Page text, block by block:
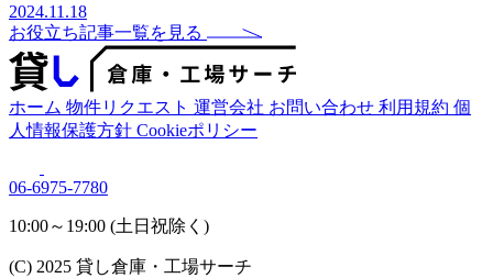
2024.11.18
お役立ち記事一覧を見る
ホーム 物件リクエスト 運営会社 お問い合わせ 利用規約 個
人情報保護方針 Cookieポリシー
06-6975-7780
10:00～19:00 (土日祝除く)
(C) 2025 貸し倉庫・工場サーチ